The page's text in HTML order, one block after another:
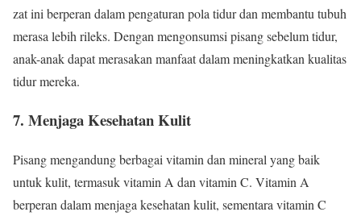
zat ini berperan dalam pengaturan pola tidur dan membantu tubuh
merasa lebih rileks. Dengan mengonsumsi pisang sebelum tidur,
anak-anak dapat merasakan manfaat dalam meningkatkan kualitas
tidur mereka.
7. Menjaga Kesehatan Kulit
Pisang mengandung berbagai vitamin dan mineral yang baik
untuk kulit, termasuk vitamin A dan vitamin C. Vitamin A
berperan dalam menjaga kesehatan kulit, sementara vitamin C